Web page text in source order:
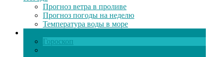
Прогноз ветра в проливе
Прогноз погоды на неделю
Температура воды в море
Гороскоп